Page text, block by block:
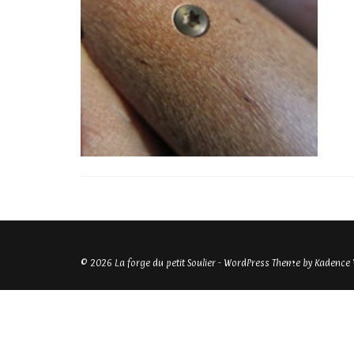
© 2026 La forge du petit Soulier - WordPress Theme by Kadence